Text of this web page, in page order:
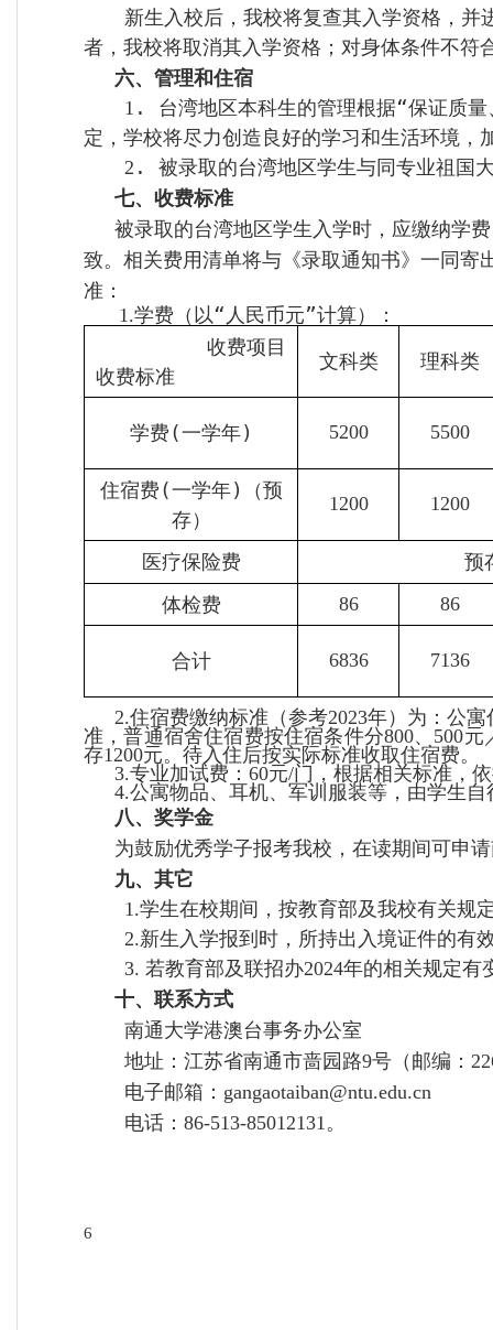
新生入校后，我校将复查其入学资格，
者，我校将取消其入学资格；对身体条件不符
六、管理和住宿
1 . 台湾地区本科生的管理根据“保证质
定，学校将尽力创造良好的学习和生活环境
2 .被录取的台湾地区学生与同专业祖国
七、收费标准
被录取的台湾地区学生入学时，应缴纳学
致。相关费用清单将与《录取通知书》一同寄
准：
1.学费（以“人民币元”计算）：
收费项目
收费标准
文科类 理科类
学费(一学年) 5200 5500
住宿费(一学年)
（预
存）
1200 1200
医疗保险费
预
体检费
86 86
合计 6836 7136
2.住宿费缴纳标准（参考2023年）为：公
准，普通宿舍住宿费按住宿条件分800、 500元
存1200元。待入住后按实际标准收取住宿费。
3.专业加试费： 60元/门，根据相关标准，
4.公寓物品、耳机、军训服装等，由学生自
八、奖学金
为鼓励优秀学子报考我校，在读期间可申
九、其它
1.学生在校期间，按教育部及我校有关规
2.新生入学报到时，所持出入境证件的有
3.若教育部及联招办2024年的相关规定有
十、联系方式
南通大学港澳台事务办公室
地址：江苏省南通市啬园路9号（邮编：
电子邮箱： gangaotaiban@ntu.edu.cn
电话：86-513-85012131。
6